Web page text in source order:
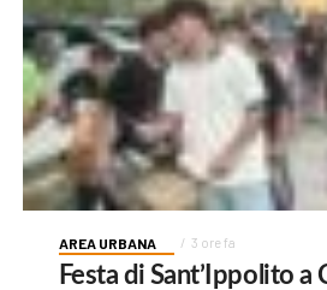
AREA URBANA 3 ore fa
Festa di Sant’Ippolito a